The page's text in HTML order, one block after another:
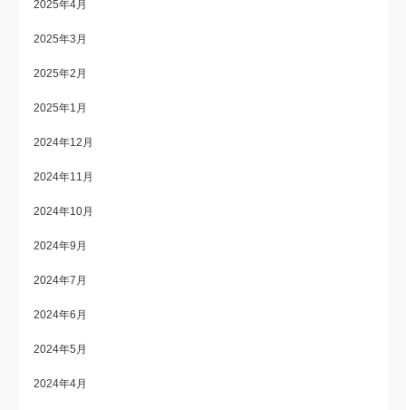
2025年4月
2025年3月
2025年2月
2025年1月
2024年12月
2024年11月
2024年10月
2024年9月
2024年7月
2024年6月
2024年5月
2024年4月